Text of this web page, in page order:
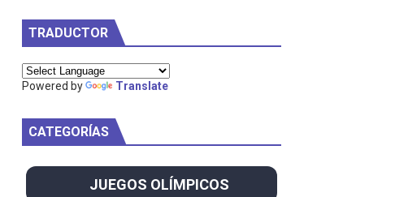
Vanity Project
TRADUCTOR
Powered by Translate
CATEGORÍAS
JUEGOS OLÍMPICOS